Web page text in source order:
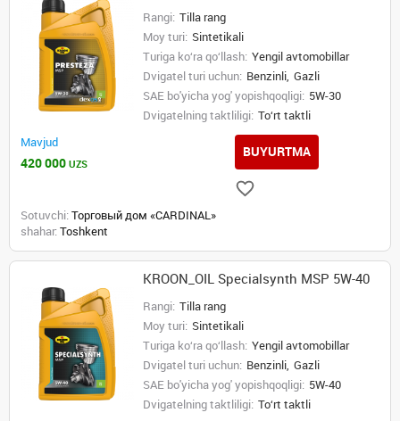
Rangi: Tilla rang
Moy turi: Sintetikali
Turiga ko‘ra qo‘llash: Yengil avtomobillar
Dvigatel turi uchun: Benzinli, Gazli
SAE bo'yicha yog' yopishqoqligi: 5W-30
Dvigatelning taktliligi: To‘rt taktli
Mavjud
420 000 UZS
BUYURTMA
Sotuvchi: Торговый дом «CARDINAL»
shahar: Toshkent
KROON_OIL Specialsynth MSP 5W-40
Rangi: Tilla rang
Moy turi: Sintetikali
Turiga ko‘ra qo‘llash: Yengil avtomobillar
Dvigatel turi uchun: Benzinli, Gazli
SAE bo'yicha yog' yopishqoqligi: 5W-40
Dvigatelning taktliligi: To‘rt taktli